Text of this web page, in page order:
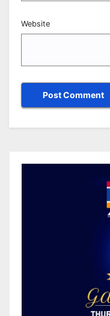
Website